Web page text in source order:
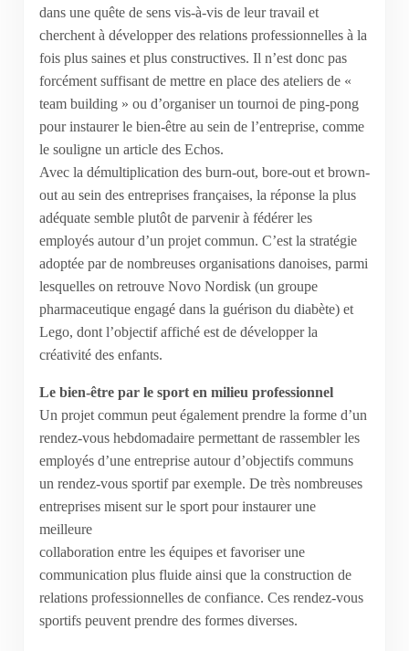
dans une quête de sens vis-à-vis de leur travail et
cherchent à développer des relations professionnelles à la
fois plus saines et plus constructives. Il n’est donc pas
forcément suffisant de mettre en place des ateliers de «
team building » ou d’organiser un tournoi de ping-pong
pour instaurer le bien-être au sein de l’entreprise, comme
le souligne un article des Echos.
Avec la démultiplication des burn-out, bore-out et brown-
out au sein des entreprises françaises, la réponse la plus
adéquate semble plutôt de parvenir à fédérer les
employés autour d’un projet commun. C’est la stratégie
adoptée par de nombreuses organisations danoises, parmi
lesquelles on retrouve Novo Nordisk (un groupe
pharmaceutique engagé dans la guérison du diabète) et
Lego, dont l’objectif affiché est de développer la
créativité des enfants.
Le bien-être par le sport en milieu professionnel
Un projet commun peut également prendre la forme d’un
rendez-vous hebdomadaire permettant de rassembler les
employés d’une entreprise autour d’objectifs communs 
un rendez-vous sportif par exemple. De très nombreuses
entreprises misent sur le sport pour instaurer une
meilleure
collaboration entre les équipes et favoriser une
communication plus fluide ainsi que la construction de
relations professionnelles de confiance. Ces rendez-vous
sportifs peuvent prendre des formes diverses.